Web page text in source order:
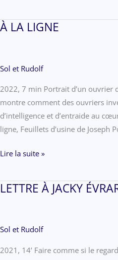
À LA LIGNE
Sol et Rudolf
2022, 7 min Portrait d’un ouvrier
montre comment des ouvriers
d’intelligence et d’entraide au
ligne, Feuillets d’usine de Joseph
À
LIGNE
Lire la suite »
LETTRE À JACKY
Sol et Rudolf
2021, 14’ Faire comme si le